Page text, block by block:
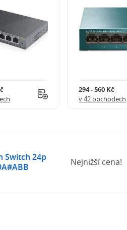
294 - 560 Kč
v 42 obchodech
Switch 24p
Nejnižší cena!